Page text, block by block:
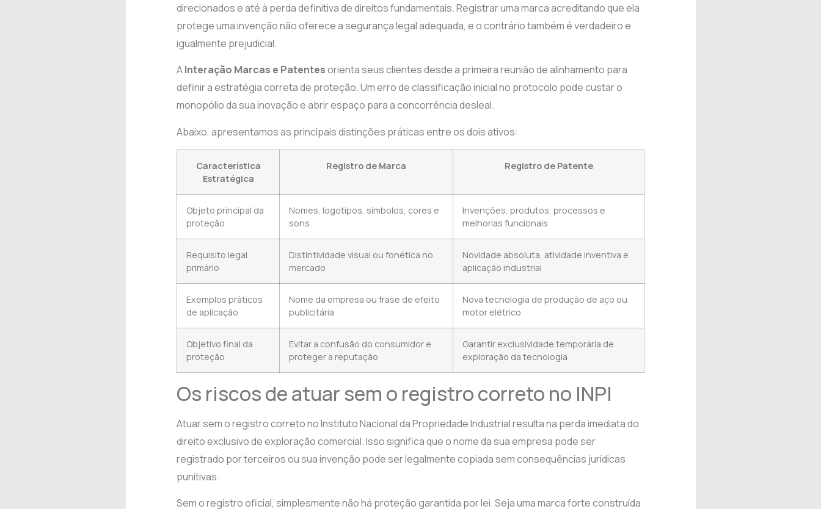
direcionados e até à perda definitiva de direitos fundamentais. Registrar uma marca acreditando que ela
protege uma invenção não oferece a segurança legal adequada, e o contrário também é verdadeiro e
igualmente prejudicial.
AInteração Marcas e Patentesorienta seus clientes desde a primeira reunião de alinhamento para
definir a estratégia correta de proteção. Um erro de classificação inicial no protocolo pode custar o
monopólio da sua inovação e abrir espaço para a concorrência desleal.
Abaixo, apresentamos as principais distinções práticas entre os dois ativos:
Característica
Estratégica
Registro de Marca Registro de Patente
Objeto principal da
proteção
Nomes, logotipos, símbolos, cores e
sons
Invenções, produtos, processos e
melhorias funcionais
Requisito legal
primário
Distintividade visual ou fonética no
mercado
Novidade absoluta, atividade inventiva e
aplicação industrial
Exemplos práticos
de aplicação
Nome da empresa ou frase de efeito
publicitária
Nova tecnologia de produção de aço ou
motor elétrico
Objetivo final da
proteção
Evitar a confusão do consumidor e
proteger a reputação
Garantir exclusividade temporária de
exploração da tecnologia
Os riscos de atuar sem o registro correto no INPI
Atuar sem o registro correto no Instituto Nacional da Propriedade Industrial resulta na perda imediata do
direito exclusivo de exploração comercial. Isso significa que o nome da sua empresa pode ser
registrado por terceiros ou sua invenção pode ser legalmente copiada sem consequências jurídicas
punitivas.
Sem o registro oficial, simplesmente não há proteção garantida por lei. Seja uma marca forte construída